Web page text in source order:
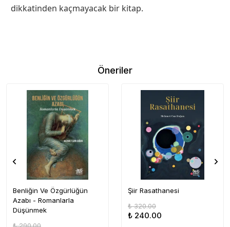
dikkatinden kaçmayacak bir kitap.
Öneriler
Benliğin Ve Özgürlüğün
Azabı - Romanlarla
Düşünmek
Şiir Rasathanesi
₺ 320.00
₺ 240.00